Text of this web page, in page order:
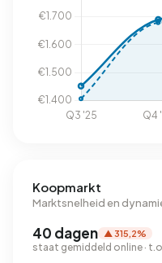
Koopmarkt
Marktsnelheid en
40 dagen ▲ 315,2%
staat gemiddeld online ·